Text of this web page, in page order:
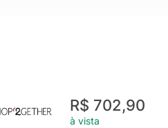
R$ 702,90
à vista